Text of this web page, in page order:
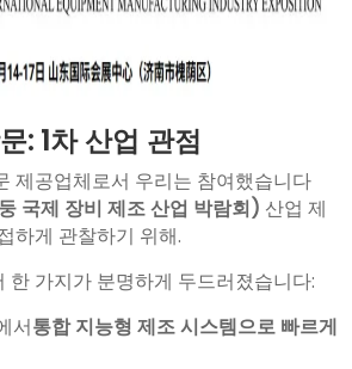
: 1차 산업 관점
제공업체로서 우리는 참여했습니다
국제 장비 제조 산업 박람회) 산업 제
하게 관찰하기 위해.
한 가지가 분명하게 두드러졌습니다:
서통합 지능형 제조 시스템으로 빠르게